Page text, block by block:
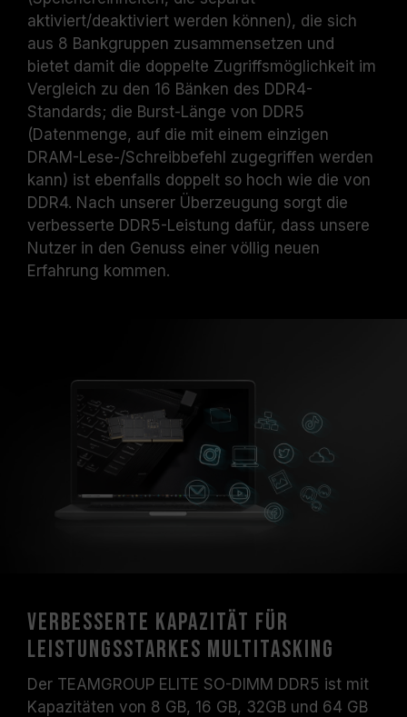
aktiviert/deaktiviert werden können), die sich
aus 8 Bankgruppen zusammensetzen und
bietet damit die doppelte Zugriffsmöglichkeit im
Vergleich zu den 16 Bänken des DDR4-
Standards; die Burst-Länge von DDR5
(Datenmenge, auf die mit einem einzigen
DRAM-Lese-/Schreibbefehl zugegriffen werden
kann) ist ebenfalls doppelt so hoch wie die von
DDR4. Nach unserer Überzeugung sorgt die
verbesserte DDR5-Leistung dafür, dass unsere
Nutzer in den Genuss einer völlig neuen
Erfahrung kommen.
Verbesserte Kapazität für
leistungsstarkes Multitasking
Der TEAMGROUP ELITE SO-DIMM DDR5 ist mit
Kapazitäten von 8 GB, 16 GB, 32GB und 64 GB